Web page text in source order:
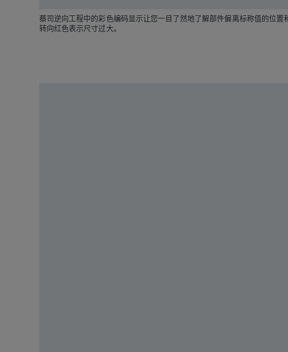
蔡司逆向工程中的彩色编码显示让您一目了然地了解部件偏离标称值的位置
转向红色表示尺寸过大。